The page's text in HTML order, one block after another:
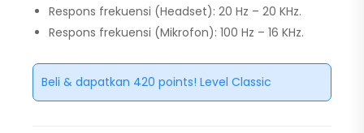
Respons frekuensi (Headset): 20 Hz – 20 KHz.
Respons frekuensi (Mikrofon): 100 Hz – 16 KHz.
Beli & dapatkan 420 points! Level Classic